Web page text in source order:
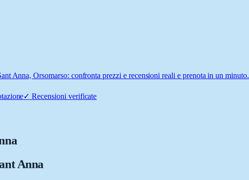
Anna, Orsomarso: confronta prezzi e recensioni reali e prenota in un minuto.
✓Recensioni verificate
Anna